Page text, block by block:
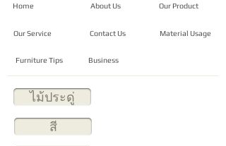
Home
Our Service
Furniture Tips
About Us
Contact Us
Business
Our Product
Material Usage
ไม้ประดู่
สี